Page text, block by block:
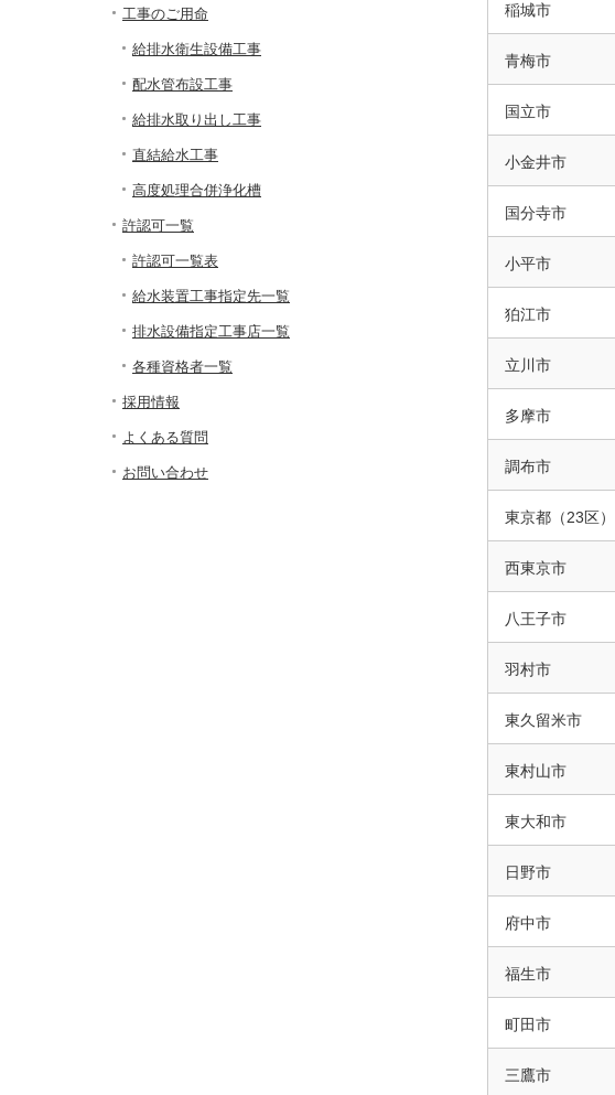
稲城市
青梅市
国立市
小金井市
国分寺市
小平市
狛江市
立川市
多摩市
調布市
東京都（23区）
西東京市
八王子市
羽村市
東久留米市
東村山市
東大和市
日野市
府中市
福生市
町田市
三鷹市
工事のご用命
給排水衛生設備工事
配水管布設工事
給排水取り出し工事
直結給水工事
高度処理合併浄化槽
許認可一覧
許認可一覧表
給水装置工事指定先一覧
排水設備指定工事店一覧
各種資格者一覧
採用情報
よくある質問
お問い合わせ